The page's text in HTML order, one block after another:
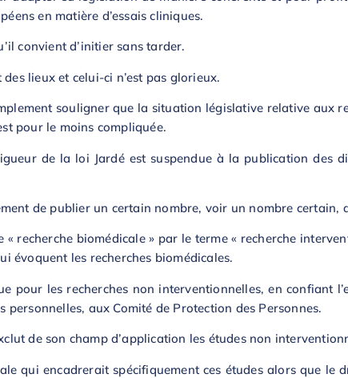
en matière d’essais cliniques.
convient d’initier sans tarder.
lieux et celui-ci n’est pas glorieux.
souligner que la situation législative relative aux
pour le moins compliquée.
de la loi Jardé est suspendue à la publication des
de publier un certain nombre, voir un nombre certain,
recherche biomédicale » par le terme « recherche
évoquent les recherches biomédicales.
les recherches non interventionnelles, en confiant
aux Comité de Protection des Personnes.
de son champ d’application les études non
qui encadrerait spécifiquement ces études alors que le